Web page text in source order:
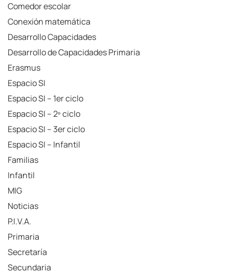
Comedor escolar
Conexión matemática
Desarrollo Capacidades
Desarrollo de Capacidades Primaria
Erasmus
Espacio SI
Espacio SI – 1er ciclo
Espacio SI – 2º ciclo
Espacio SI – 3er ciclo
Espacio SI – Infantil
Familias
Infantil
MIG
Noticias
P.I.V.A.
Primaria
Secretaría
Secundaria